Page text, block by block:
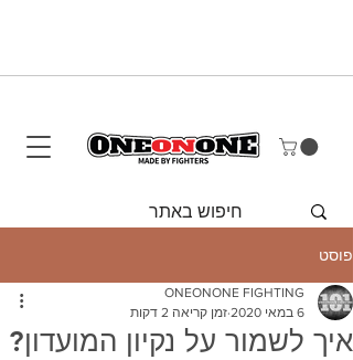
פוסט
איך לשמור על נקיון המועדון?
ONEONONE FIGHTING
6 במאי 2020
זמן קריאה 2 דקות